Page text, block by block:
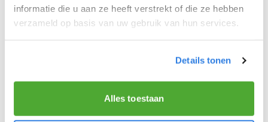
informatie die u aan ze heeft verstrekt of die ze hebben
verzameld op basis van uw gebruik van hun services.
Details tonen
Alles toestaan
Meld je aan als krantenbezorger!